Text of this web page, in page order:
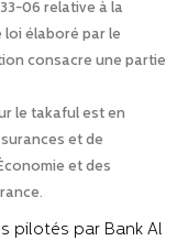
06 relative à la
loi élaboré par le
consacre une partie
le takaful est en
et de
et des
pilotés par Bank Al